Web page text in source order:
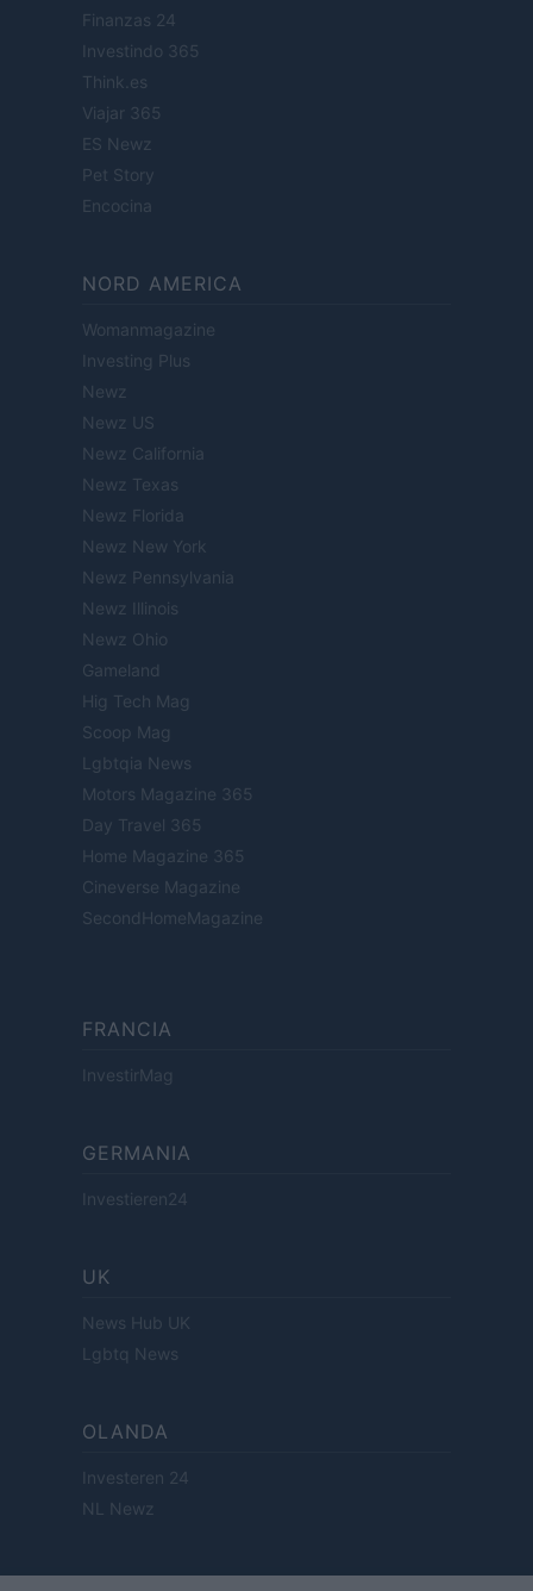
Finanzas 24
Investindo 365
Think.es
Viajar 365
ES Newz
Pet Story
Encocina
NORD AMERICA
Womanmagazine
Investing Plus
Newz
Newz US
Newz California
Newz Texas
Newz Florida
Newz New York
Newz Pennsylvania
Newz Illinois
Newz Ohio
Gameland
Hig Tech Mag
Scoop Mag
Lgbtqia News
Motors Magazine 365
Day Travel 365
Home Magazine 365
Cineverse Magazine
SecondHomeMagazine
FRANCIA
InvestirMag
GERMANIA
Investieren24
UK
News Hub UK
Lgbtq News
OLANDA
Investeren 24
NL Newz